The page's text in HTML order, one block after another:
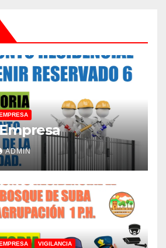
EMPRESA
ADMIN
EMPRESA VIGILANCIA